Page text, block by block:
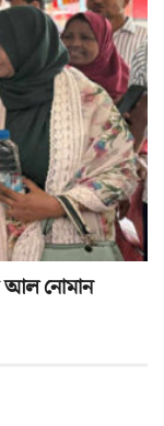
আল নোমান